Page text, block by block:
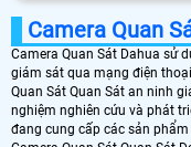
Camera Quan
Camera Quan Sát Dahua sử
giám sát qua mạng điện
Quan Sát Quan Sát an ninh
nghiệm nghiên cứu và phát
đang cung cấp các sản